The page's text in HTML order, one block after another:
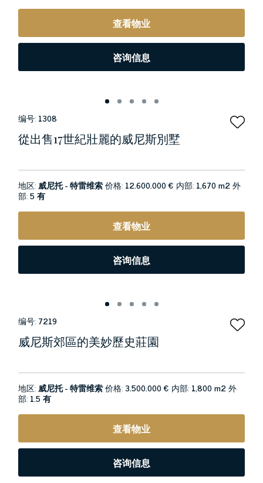
查看物业
咨询信息
编号: 1308
從出售17世紀壯麗的威尼斯別墅
地区:威尼托 - 特雷维索价格: 12.600.000 € 内部: 1,670 m2外
部:5 有
查看物业
咨询信息
编号: 7219
威尼斯郊區的美妙歷史莊園
地区:威尼托 - 特雷维索价格:3.500.000 € 内部: 1,800 m2外
部: 1.5 有
查看物业
咨询信息